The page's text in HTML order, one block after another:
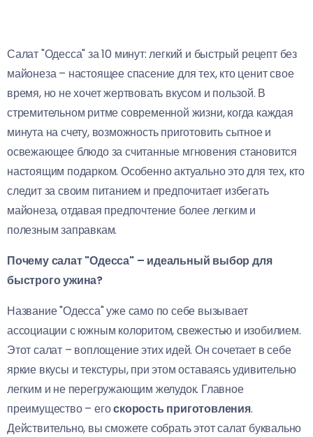
Салат "Одесса" за 10 минут: легкий и быстрый рецепт без
майонеза – настоящее спасение для тех, кто ценит свое
время, но не хочет жертвовать вкусом и пользой. В
стремительном ритме современной жизни, когда каждая
минута на счету, возможность приготовить сытное и
освежающее блюдо за считанные мгновения становится
настоящим подарком. Особенно актуально это для тех, кто
следит за своим питанием и предпочитает избегать
майонеза, отдавая предпочтение более легким и
полезным заправкам.
Почему салат "Одесса" – идеальный выбор для
быстрого ужина?
Название "Одесса" уже само по себе вызывает
ассоциации с южным колоритом, свежестью и изобилием.
Этот салат – воплощение этих идей. Он сочетает в себе
яркие вкусы и текстуры, при этом оставаясь удивительно
легким и не перегружающим желудок. Главное
преимущество – егоскорость приготовления.
Действительно, вы сможете собрать этот салат буквально